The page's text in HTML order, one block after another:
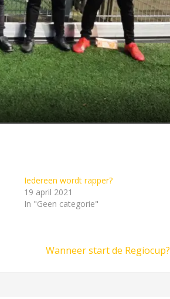
Iedereen wordt rapper?
19 april 2021
In "Geen categorie"
Wanneer start de Regiocup?